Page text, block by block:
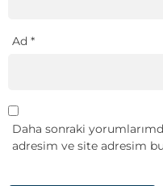
Ad *
Daha sonraki
adresim ve site adresim